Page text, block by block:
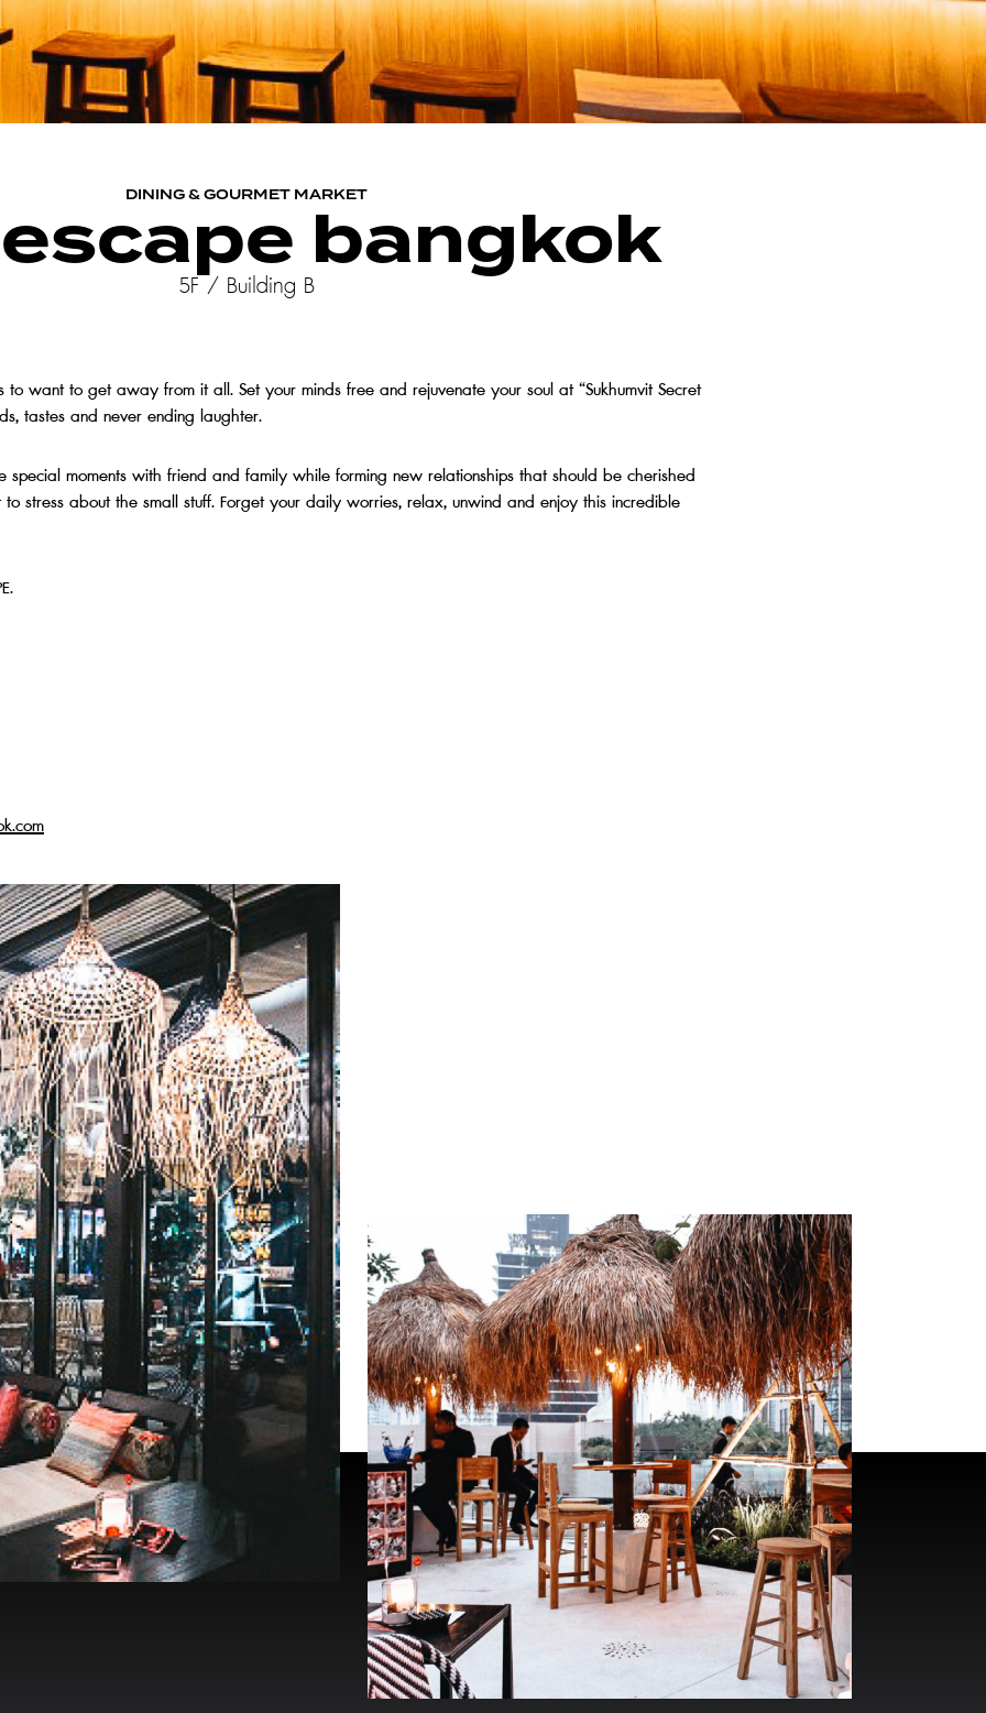
DINING & GOURMET MARKETbangkok
5F / Building B
to want to get away from it all. Set your minds free and rejuvenate your soul at “Sukhumvit Secret
tastes and never ending laughter.
special moments with friend and family while forming new relationships that should be cherished
stress about the small stuff. Forget your daily worries, relax, unwind and enjoy this incredible